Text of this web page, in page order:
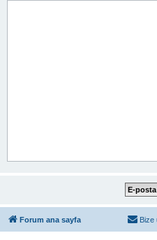
Forum ana sayfa Bize